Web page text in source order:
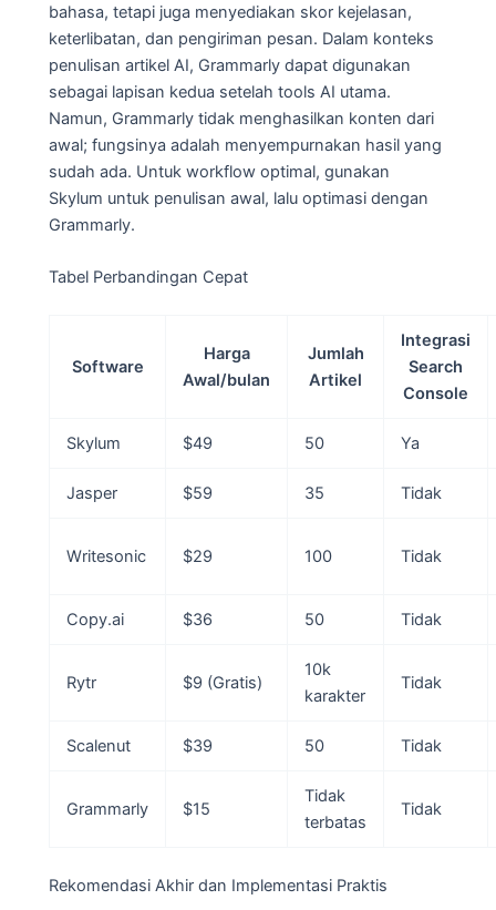
bahasa, tetapi juga menyediakan skor kejelasan,
keterlibatan, dan pengiriman pesan. Dalam konteks
penulisan artikel AI, Grammarly dapat digunakan
sebagai lapisan kedua setelah tools AI utama.
Namun, Grammarly tidak menghasilkan konten dari
awal; fungsinya adalah menyempurnakan hasil yang
sudah ada. Untuk workflow optimal, gunakan
Skylum untuk penulisan awal, lalu optimasi dengan
Grammarly.
Tabel Perbandingan Cepat
Software
Harga
Awal/bulan
Jumlah
Artikel
Integrasi
Search
Console
Skylum $49 50 Ya
Jasper $59 35 Tidak
Writesonic $29 100 Tidak
Copy.ai $36 50 Tidak
Rytr $9 (Gratis)
10k
karakter
Tidak
Scalenut $39 50 Tidak
Grammarly $15
Tidak
terbatas
Tidak
Rekomendasi Akhir dan Implementasi Praktis